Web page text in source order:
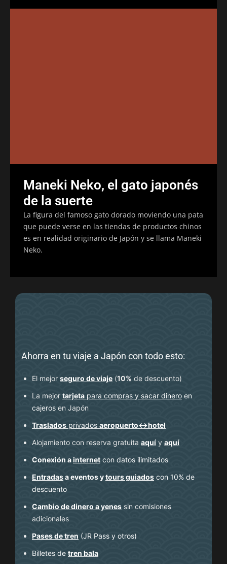
Maneki Neko, el gato japonés
de la suerte
La figura del famoso gato dorado moviendo una pata
que puede verse en las tiendas de productos chinos
es en realidad originario de Japón y se llama Maneki
Neko.
Ahorra en tu viaje a Japón con todo esto:
El mejor seguro de viaje (10% de descuento)
La mejor tarjeta para compras y sacar dinero en
cajeros en Japón
Traslados privados aeropuerto↔hotel
Alojamiento con reserva gratuita aquí y aquí
Conexión ainternet con datos ilimitados
Entradasa eventos ytours guiados con 10% de
descuento
Cambio de dinero a yenes sin comisiones
adicionales
Pases de tren (JR Pass y otros)
Billetes de tren bala